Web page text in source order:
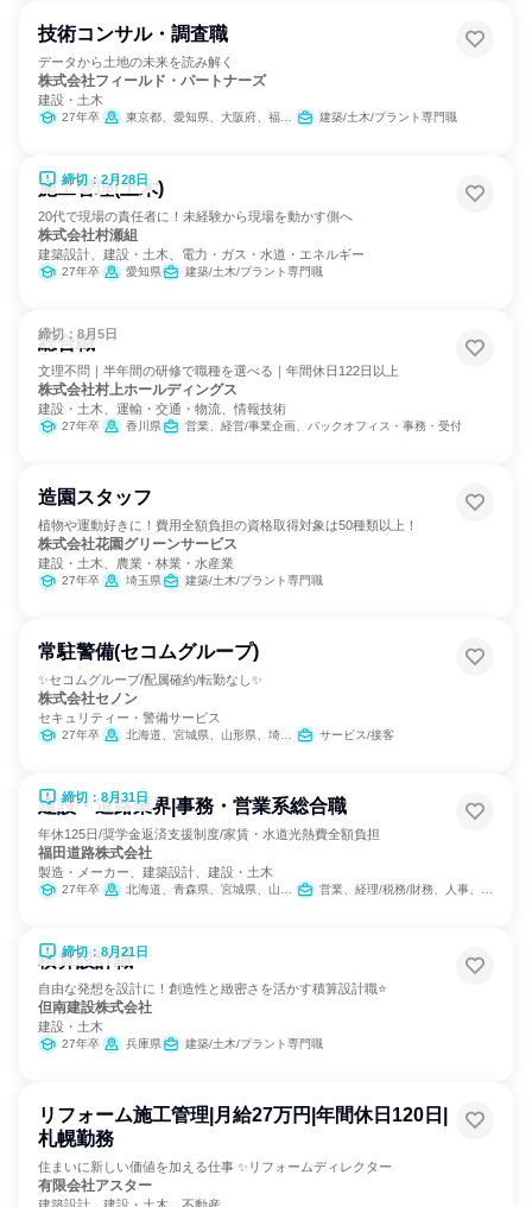
技術コンサル・調査職
データから土地の未来を読み解く
株式会社フィールド・パートナーズ
建設・土木
27年卒 東京都、愛知県、大阪府、福岡県 建築/土木/プラント専門職
締切：2月28日
施工管理(土木)
20代で現場の責任者に！未経験から現場を動かす側へ
株式会社村瀬組
建築設計、建設・土木、電力・ガス・水道・エネルギー
27年卒 愛知県 建築/土木/プラント専門職
締切：8月5日
総合職
文理不問｜半年間の研修で職種を選べる｜年間休日122日以上
株式会社村上ホールディングス
建設・土木、運輸・交通・物流、情報技術
27年卒 香川県 営業、経営/事業企画、バックオフィス・事務・受付
造園スタッフ
植物や運動好きに！費用全額負担の資格取得対象は50種類以上！
株式会社花園グリーンサービス
建設・土木、農業・林業・水産業
27年卒 埼玉県 建築/土木/プラント専門職
常駐警備(セコムグループ)
✨セコムグループ/配属確約/転勤なし✨
株式会社セノン
セキュリティー・警備サービス
27年卒 北海道、宮城県、山形県、埼玉県、千葉県、東京都、神奈川県、愛知県、大阪府、兵庫県、福岡県、鹿児島県 サービス/接客
締切：8月31日
建設・道路業界|事務・営業系総合職
年休125日/奨学金返済支援制度/家賃・水道光熱費全額負担
福田道路株式会社
製造・メーカー、建築設計、建設・土木
27年卒 北海道、青森県、宮城県、山形県、福島県、埼玉県、千葉県、東京都、神奈川県、新潟県、岐阜県、静岡県、愛知県、京都府、大阪府、兵庫県、広島県、福岡県 営業、経理/税務/財務、人事、総務、IT
締切：8月21日
積算設計職
自由な発想を設計に！創造性と緻密さを活かす積算設計職⭐
但南建設株式会社
建設・土木
27年卒 兵庫県 建築/土木/プラント専門職
リフォーム施工管理|月給27万円|年間休日120日|
札幌勤務
住まいに新しい価値を加える仕事 ✨リフォームディレクター
有限会社アスター